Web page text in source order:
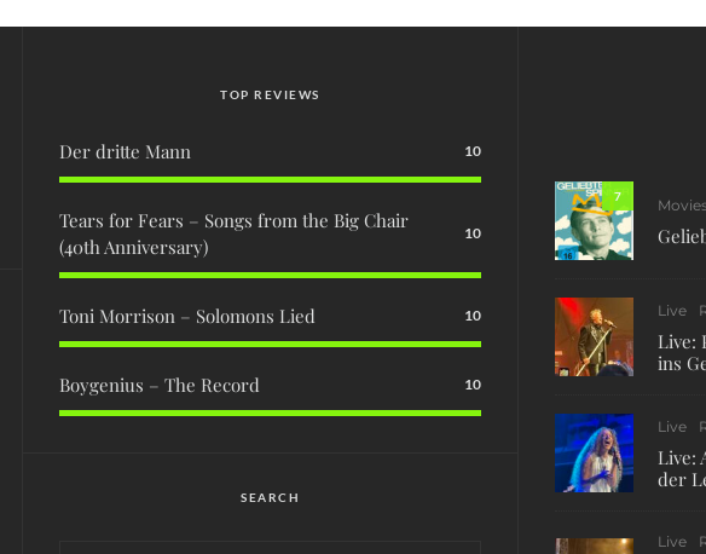
TOP REVIEWS
Der dritte Mann 10
Tears for Fears – Songs from the Big Chair
(40th Anniversary)
10
Toni Morrison – Solomons Lied 10
Boygenius – The Record 10
SEARCH
7
Live
Live:
ins
Live
Live:
der
Live